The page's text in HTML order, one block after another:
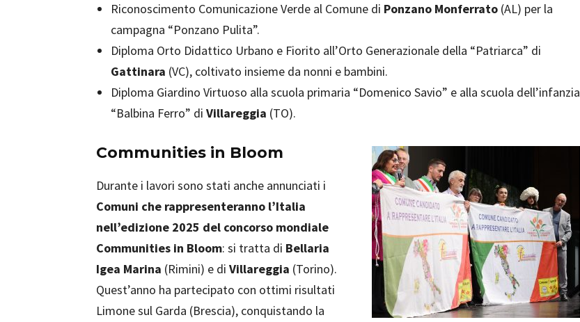
Riconoscimento Comunicazione Verde al Comune di Ponzano Monferrato (AL) per la
campagna “Ponzano Pulita”.
Diploma Orto Didattico Urbano e Fiorito all’Orto Generazionale della “Patriarca” di
Gattinara (VC), coltivato insieme da nonni e bambini.
Diploma Giardino Virtuoso alla scuola primaria “Domenico Savio” e alla scuola dell’infanzia
“Balbina Ferro” di Villareggia (TO).
Communities in Bloom
Durante i lavori sono stati anche annunciati i
Comuni che rappresenteranno l’Italia
nell’edizione 2025 del concorso mondiale
Communities in Bloom: si tratta di Bellaria
Igea Marina (Rimini) e di Villareggia (Torino).
Quest’anno ha partecipato con ottimi risultati
Limone sul Garda (Brescia), conquistando la